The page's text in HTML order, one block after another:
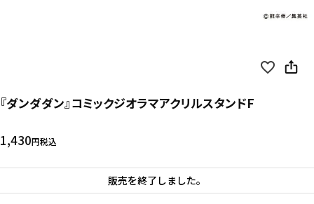
『ダンダダン』コミックジオラマアクリルスタンドF
1,430 税込
販売を終了しました。